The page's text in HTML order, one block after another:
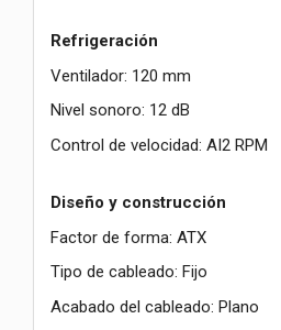
Refrigeración
Ventilador: 120 mm
Nivel sonoro: 12 dB
Control de velocidad: AI2 RPM
Diseño y construcción
Factor de forma: ATX
Tipo de cableado: Fijo
Acabado del cableado: Plano